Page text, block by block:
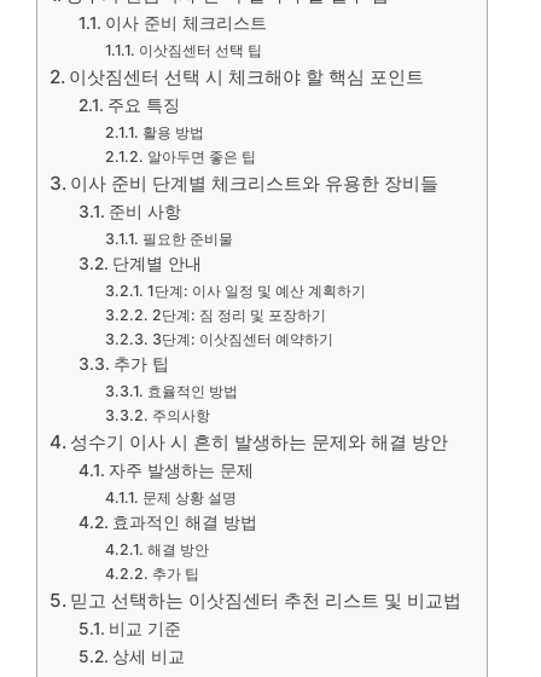
이사 준비 체크리스트
이삿짐센터 선택 팁
이삿짐센터 선택 시 체크해야 할 핵심 포인트
주요 특징
활용 방법
알아두면 좋은 팁
이사 준비 단계별 체크리스트와 유용한 장비들
준비 사항
필요한 준비물
단계별 안내
1단계: 이사 일정 및 예산 계획하기
2단계: 짐 정리 및 포장하기
3단계: 이삿짐센터 예약하기
추가 팁
효율적인 방법
주의사항
성수기 이사 시 흔히 발생하는 문제와 해결 방안
자주 발생하는 문제
문제 상황 설명
효과적인 해결 방법
해결 방안
추가 팁
믿고 선택하는 이삿짐센터 추천 리스트 및 비교법
비교 기준
상세 비교